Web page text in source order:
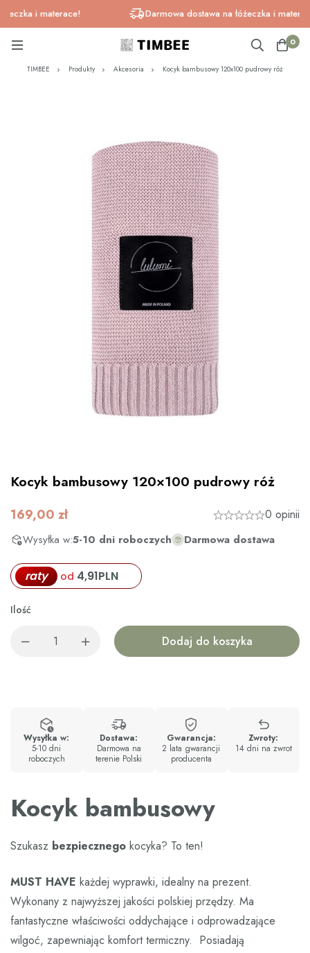
i materace! Darmowa dostawa na łóżeczka i materace!
0
TIMBEE Produkty Akcesoria Kocyk bambusowy 120x100 pudrowy róż
Kocyk bambusowy 120×100 pudrowy róż
169,00 zł 0 opinii
Wysyłka w:5-10 dni roboczych Darmowa dostawa
raty od 4,91PLN
Ilość
Dodaj do koszyka
Wysyłka w:
5-10 dni
roboczych
Dostawa:
Darmowa na
terenie Polski
Gwarancja:
2 lata gwarancji
producenta
Zwroty:
14 dni na zwrot
Kocyk bambusowy
Szukasz bezpiecznego kocyka? To ten!
MUST HAVE każdej wyprawki, idealny na prezent.
Wykonany z najwyższej jakości polskiej przędzy. Ma
fantastyczne właściwości oddychające i odprowadzające
wilgoć, zapewniając komfort termiczny. Posiadają